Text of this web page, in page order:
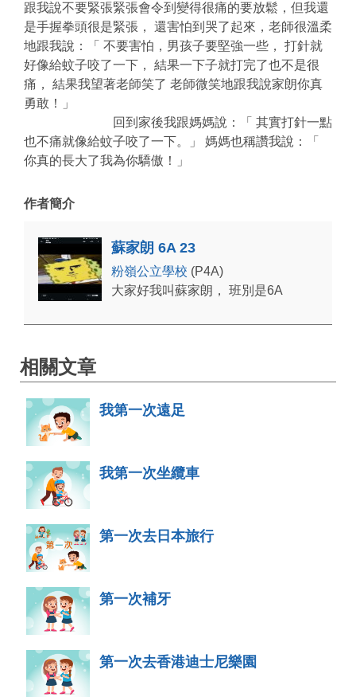
跟我說不要緊張緊張會令到變得很痛的要放鬆，但我還
是手握拳頭很是緊張， 還害怕到哭了起來，老師很溫柔
地跟我說：「 不要害怕，男孩子要堅強一些， 打針就
好像給蚊子咬了一下， 結果一下子就打完了也不是很
痛， 結果我望著老師笑了 老師微笑地跟我說家朗你真
勇敢！」
回到家後我跟媽媽說：「 其實打針一點
也不痛就像給蚊子咬了一下。」 媽媽也稱讚我說：「
你真的長大了我為你驕傲！」
作者簡介
蘇家朗 6A 23
粉嶺公立學校 (P4A)
大家好我叫蘇家朗， 班別是6A
相關文章
我第一次遠足
我第一次坐纜車
第一次去日本旅行
第一次補牙
第一次去香港迪士尼樂園